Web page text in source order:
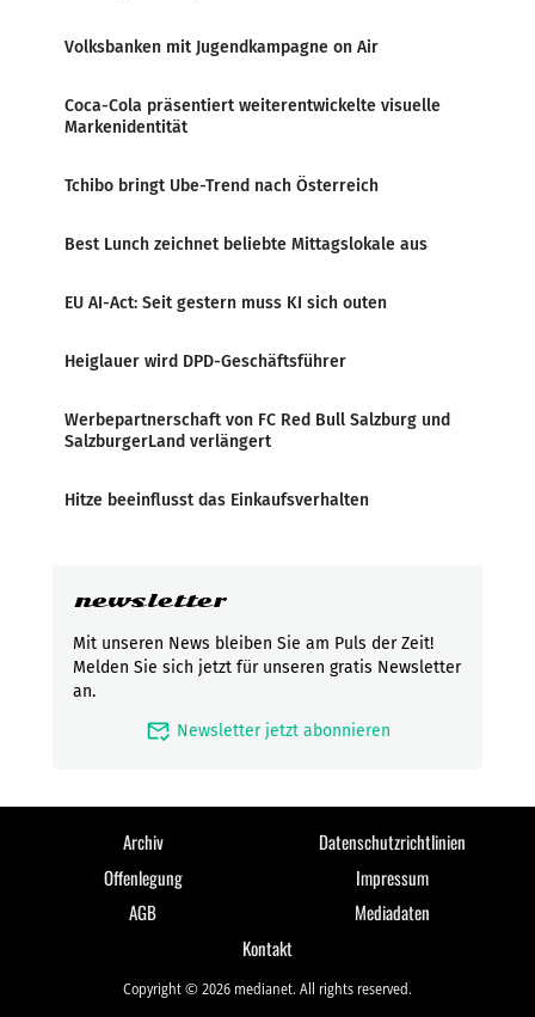
Volksbanken mit Jugendkampagne on Air
Coca-Cola präsentiert weiterentwickelte visuelle
Markenidentität
Tchibo bringt Ube-Trend nach Österreich
Best Lunch zeichnet beliebte Mittagslokale aus
EU AI-Act: Seit gestern muss KI sich outen
Heiglauer wird DPD-Geschäftsführer
Werbepartnerschaft von FC Red Bull Salzburg und
SalzburgerLand verlängert
Hitze beeinflusst das Einkaufsverhalten
newsletter
Mit unseren News bleiben Sie am Puls der Zeit!
Melden Sie sich jetzt für unseren gratis Newsletter
an.
mark_email_read Newsletter jetzt abonnieren
Archiv
Datenschutzrichtlinien
Offenlegung
Impressum
AGB
Mediadaten
Kontakt
Copyright © 2026 medianet. All rights reserved.